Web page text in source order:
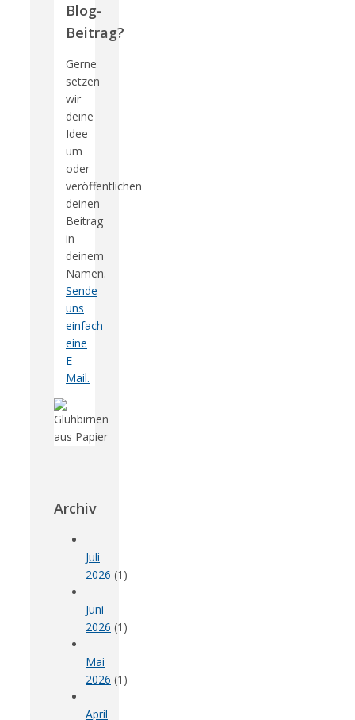
Blog-
Beitrag?
Gerne
setzen
wir
deine
Idee
um
oder
veröffentlichen
deinen
Beitrag
in
deinem
Namen.
Sende
uns
einfach
eine
E-
Mail.
Archiv
Juli
2026 (1)
Juni
2026 (1)
Mai
2026 (1)
April